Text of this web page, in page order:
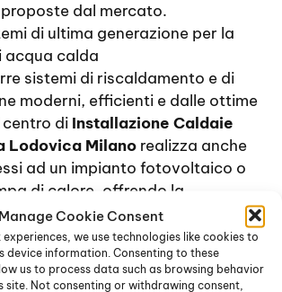
Manage Cookie Consent
we use technologies like cookies to
device information. Consenting to these
us to process data such as browsing behavior
site. Not consenting or withdrawing consent,
dal mercato.
di ultima generazione per la
acqua calda
sistemi di riscaldamento e di
moderni, efficienti e dalle ottime
di Installazione Caldaie
Lodovica Milano realizza anche
ad un impianto fotovoltaico o
di calore, offrendo la
un preventivo preciso e
il minimo impegno. I sistemi e gli
possono essere finalizzati sia
domestico che alla produzione